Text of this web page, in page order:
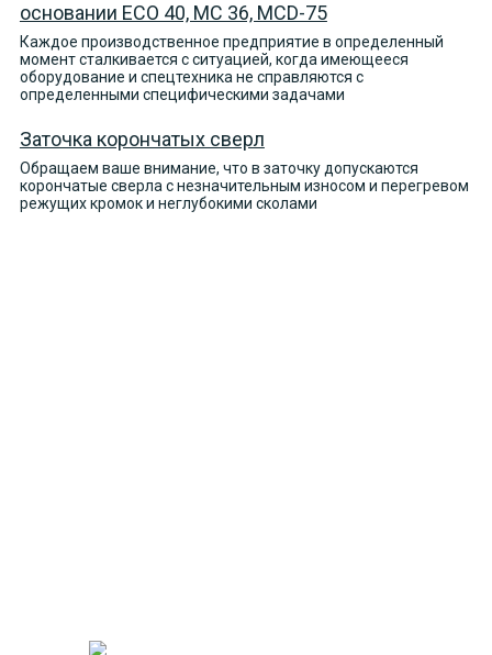
основании ЕСО 40, МС 36, MCD-75
Каждое производственное предприятие в определенный
момент сталкивается с ситуацией, когда имеющееся
оборудование и спецтехника не справляются с
определенными специфическими задачами
Заточка корончатых сверл
Обращаем ваше внимание, что в заточку допускаются
корончатые сверла с незначительным износом и перегревом
режущих кромок и неглубокими сколами